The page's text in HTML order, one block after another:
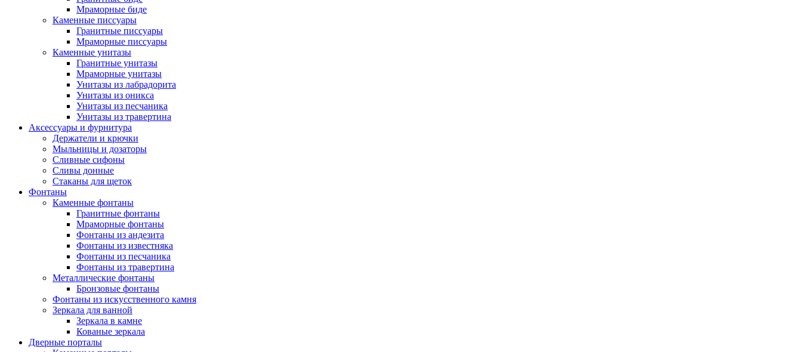
Мраморные биде
Каменные писсуары
Гранитные писсуары
Мраморные писсуары
Каменные унитазы
Гранитные унитазы
Мраморные унитазы
Унитазы из лабрадорита
Унитазы из оникса
Унитазы из песчаника
Унитазы из травертина
Аксессуары и фурнитура
Держатели и крючки
Мыльницы и дозаторы
Сливные сифоны
Сливы донные
Стаканы для щеток
Фонтаны
Каменные фонтаны
Гранитные фонтаны
Мраморные фонтаны
Фонтаны из андезита
Фонтаны из известняка
Фонтаны из песчаника
Фонтаны из травертина
Металлические фонтаны
Бронзовые фонтаны
Фонтаны из искусственного камня
Зеркала для ванной
Зеркала в камне
Кованые зеркала
Дверные порталы